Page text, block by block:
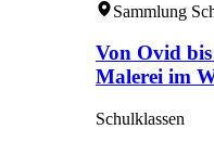
Sammlung
Von Ovid
Malerei im
Schulklassen